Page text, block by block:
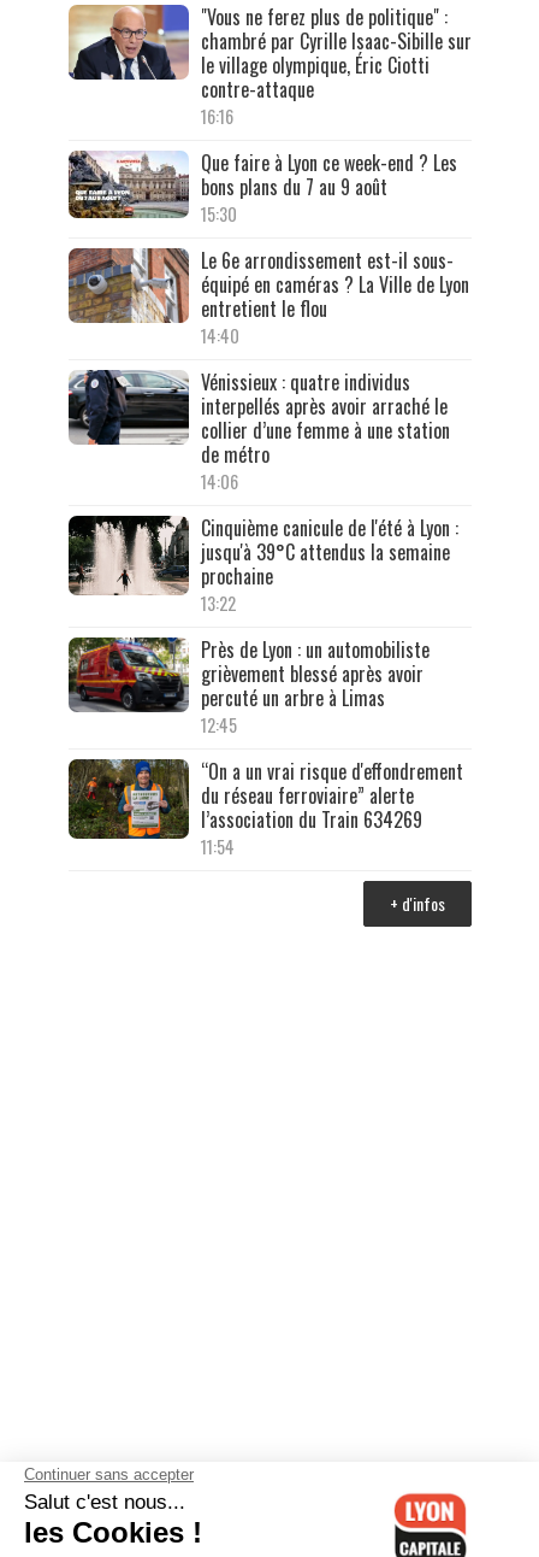
"Vous ne ferez plus de politique" :
chambré par Cyrille Isaac-Sibille sur
le village olympique, Éric Ciotti
contre-attaque
16:16
Que faire à Lyon ce week-end ? Les
bons plans du 7 au 9 août
15:30
Le 6e arrondissement est-il sous-
équipé en caméras ? La Ville de Lyon
entretient le flou
14:40
Vénissieux : quatre individus
interpellés après avoir arraché le
collier d’une femme à une station
de métro
14:06
Cinquième canicule de l'été à Lyon :
jusqu'à 39°C attendus la semaine
prochaine
13:22
Près de Lyon : un automobiliste
grièvement blessé après avoir
percuté un arbre à Limas
12:45
“On a un vrai risque d'effondrement
du réseau ferroviaire” alerte
l’association du Train 634269
11:54
+ d'infos